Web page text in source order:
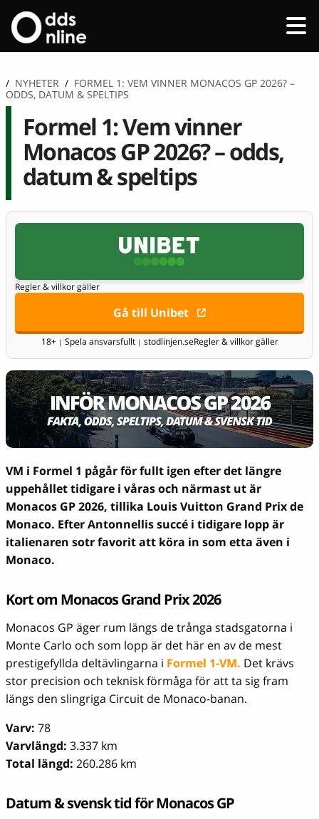
/ NYHETER / FORMEL 1: VEM VINNER MONACOS GP 2026? –
ODDS, DATUM & SPELTIPS
Formel 1: Vem vinner
Monacos GP 2026? – odds,
datum & speltips
Regler & villkor gäller
Gå till Unibet
18+ | Spela ansvarsfullt | stodlinjen.seRegler & villkor gäller
VM i Formel 1 pågår för fullt igen efter det längre
uppehållet tidigare i våras och närmast ut är
Monacos GP 2026, tillika Louis Vuitton Grand Prix de
Monaco. Efter Antonnellis succé i tidigare lopp är
italienaren sotr favorit att köra in som etta även i
Monaco.
Kort om Monacos Grand Prix 2026
Monacos GP äger rum längs de trånga stadsgatorna i
Monte Carlo och som lopp är det här en av de mest
prestigefyllda deltävlingarna i Formel 1-VM. Det krävs
stor precision och teknisk förmåga för att ta sig fram
längs den slingriga Circuit de Monaco-banan.
Varv: 78
Varvlängd: 3.337 km
Total längd: 260.286 km
Datum & svensk tid för Monacos GP